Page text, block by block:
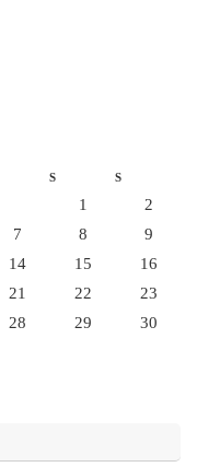
S S
1
2
7 8
9
14 15
16
21 22
23
28 29
30